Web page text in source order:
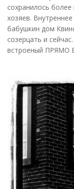
сохранилось
хозяев.
бабушкин дом
созерцать и
встроеный ПРЯМО